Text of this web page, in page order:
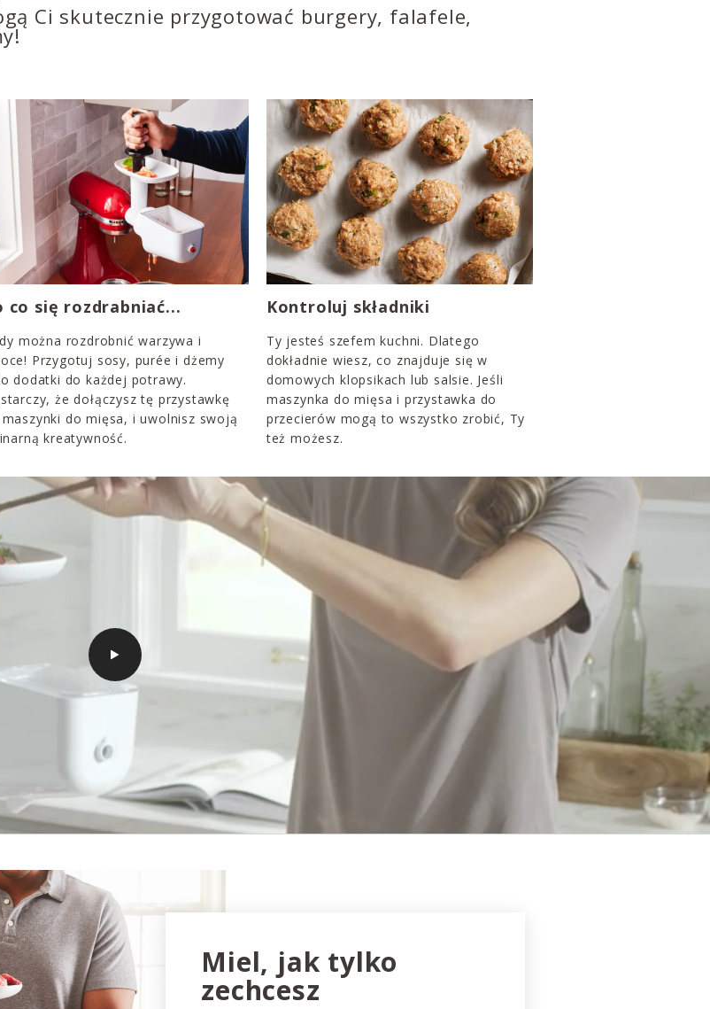
Ci skutecznie przygotować burgery, falafele,
co się rozdrabniać...
można rozdrobnić warzywa i
Przygotuj sosy, purée i dżemy
dodatki do każdej potrawy.
że dołączysz tę przystawkę
do mięsa, i uwolnisz swoją
kreatywność.
Kontroluj składniki
Ty jesteś szefem kuchni. Dlatego
dokładnie wiesz, co znajduje się w
domowych klopsikach lub salsie. Jeśli
maszynka do mięsa i przystawka do
przecierów mogą to wszystko zrobić, Ty
też możesz.
Miel, jak tylko
zechcesz